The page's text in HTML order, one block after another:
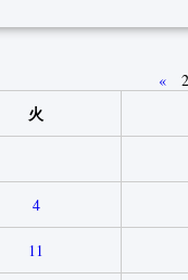
«
火
4
11